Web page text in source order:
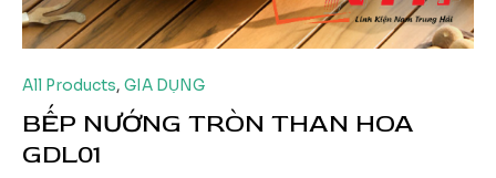
All Products, GIA DỤNG
BẾP NƯỚNG TRÒN THAN HOA
GDL01